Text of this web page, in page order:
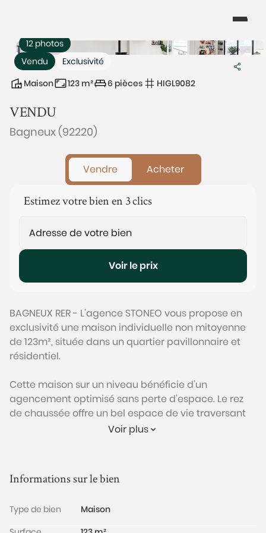
Vendu Exclusivité
12 photos
Maison 123 m² 6 pièces HIGL9082
VENDU
Bagneux (92220)
Vendre Acheter
Estimez votre bien en 3 clics
Voir le prix
BAGNEUX RER - L’agence STONEO vous propose en
exclusivité une maison individuelle non mitoyenne
de 123m², située dans un quartier pavillonnaire et
résidentiel.
Cette maison sur un niveau bénéficie d’un
agencement optimisé sans perte d’espace. Le rez
de chaussée offre un bel espace de vie traversant
de 46m² ouvrant sur une terrasse de 13m² exposée
ce niveau.
À l’étage, la partie nuit se compose de trois
chambres supplémentaires dont une de près de 19
Voir plus
Informations sur le bien
Type de bien
Maison